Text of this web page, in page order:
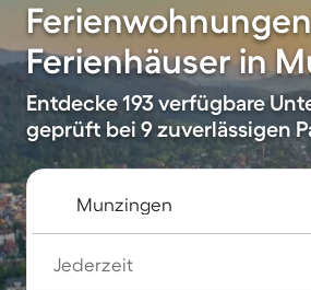
Ferienhäuser in
Entdecke 193 verfügbare
geprüft bei 9 zuverlässigen
Jederzeit